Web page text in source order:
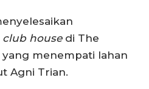
club housedi The
menempati lahan
Agni Trian.